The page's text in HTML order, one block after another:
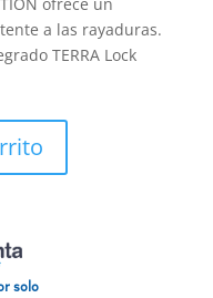
a las rayaduras.
TERRA Lock
solo